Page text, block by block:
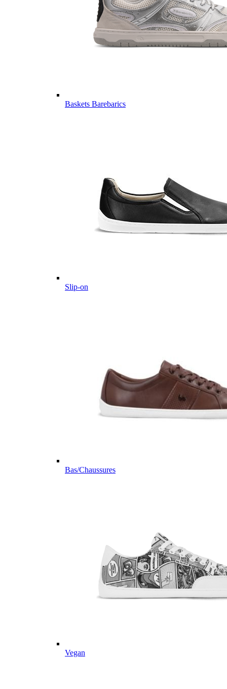
Baskets Barebarics
Slip-on
Bas/Chaussures
Vegan